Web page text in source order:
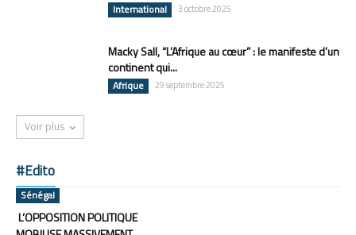
International 3 octobre 2025
Macky Sall, “L’Afrique au cœur” : le manifeste d’un
continent qui...
Afrique 29 septembre 2025
Voir plus
#Edito
Sénégal
L’OPPOSITION POLITIQUE